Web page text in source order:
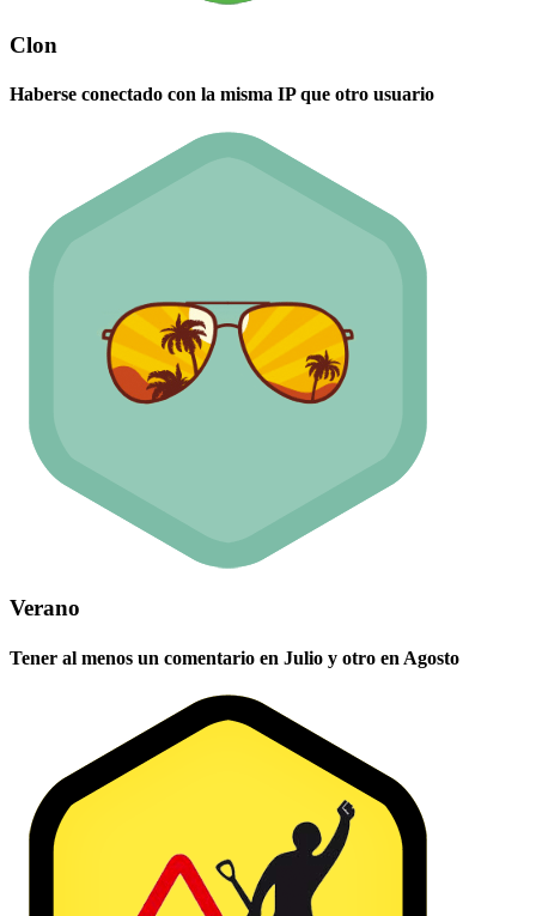
Clon
Haberse conectado con la misma IP que otro usuario
Verano
Tener al menos un comentario en Julio y otro en Agosto